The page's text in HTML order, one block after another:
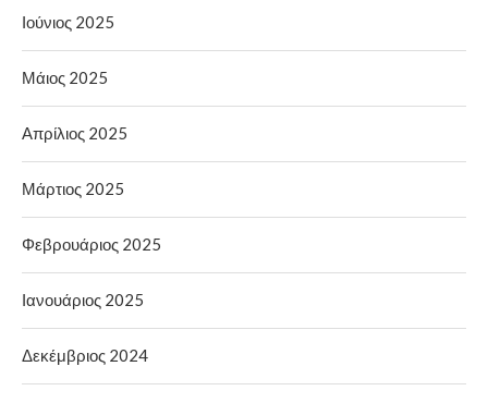
Ιούνιος 2025
Μάιος 2025
Απρίλιος 2025
Μάρτιος 2025
Φεβρουάριος 2025
Ιανουάριος 2025
Δεκέμβριος 2024